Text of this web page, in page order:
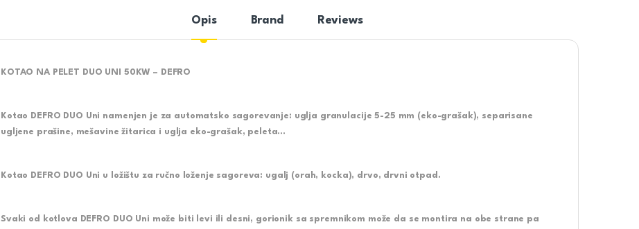
Opis Brand Reviews
KOTAO NA PELET DUO UNI 50KW – DEFRO
Kotao DEFRO DUO Uni namenjen je za automatsko sagorevanje: uglja granulacije 5-25 mm (eko-grašak), separisane
ugljene prašine, mešavine žitarica i uglja eko-grašak, peleta…
Kotao DEFRO DUO Uni u ložištu za ručno loženje sagoreva: ugalj (orah, kocka), drvo, drvni otpad.
Svaki od kotlova DEFRO DUO Uni može biti levi ili desni, gorionik sa spremnikom može da se montira na obe strane pa